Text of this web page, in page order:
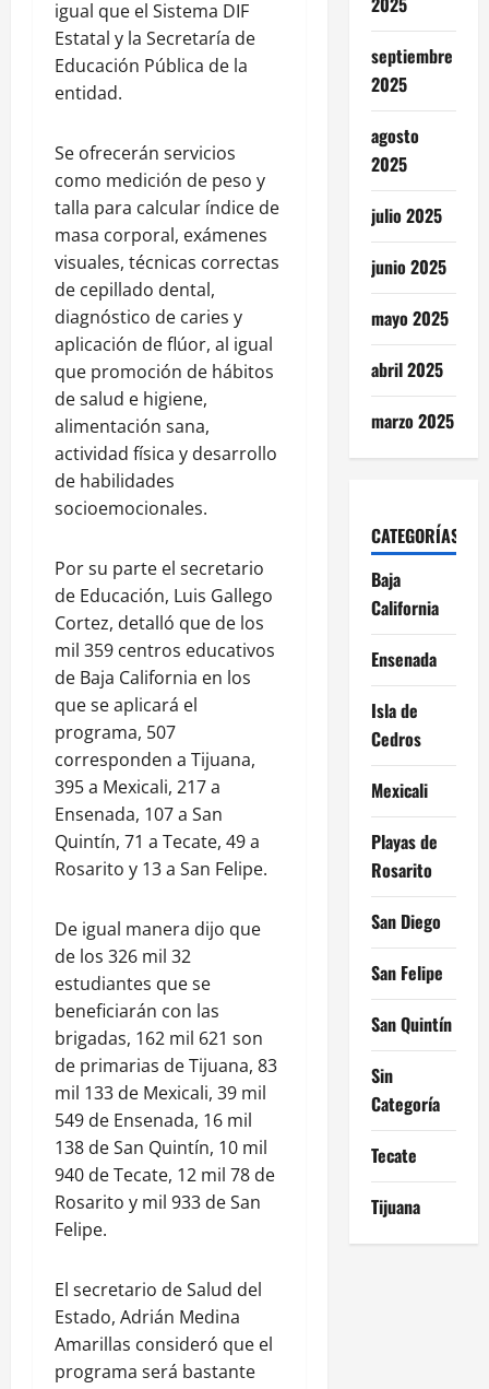
igual que el Sistema DIF
Estatal y la Secretaría de
Educación Pública de la
entidad.
Se ofrecerán servicios
como medición de peso y
talla para calcular índice de
masa corporal, exámenes
visuales, técnicas correctas
de cepillado dental,
diagnóstico de caries y
aplicación de flúor, al igual
que promoción de hábitos
de salud e higiene,
alimentación sana,
actividad física y desarrollo
de habilidades
socioemocionales.
Por su parte el secretario
de Educación, Luis Gallego
Cortez, detalló que de los
mil 359 centros educativos
de Baja California en los
que se aplicará el
programa, 507
corresponden a Tijuana,
395 a Mexicali, 217 a
Ensenada, 107 a San
Quintín, 71 a Tecate, 49 a
Rosarito y 13 a San Felipe.
De igual manera dijo que
de los 326 mil 32
estudiantes que se
beneficiarán con las
brigadas, 162 mil 621 son
de primarias de Tijuana, 83
mil 133 de Mexicali, 39 mil
549 de Ensenada, 16 mil
138 de San Quintín, 10 mil
940 de Tecate, 12 mil 78 de
Rosarito y mil 933 de San
Felipe.
El secretario de Salud del
Estado, Adrián Medina
Amarillas consideró que el
programa será bastante
septiembre
2025
agosto
2025
julio 2025
junio 2025
mayo 2025
abril 2025
marzo 2025
CATEGORÍAS
Baja
California
Ensenada
Isla de
Cedros
Mexicali
Playas de
Rosarito
San Diego
San Felipe
San Quintín
Sin
Categoría
Tecate
Tijuana